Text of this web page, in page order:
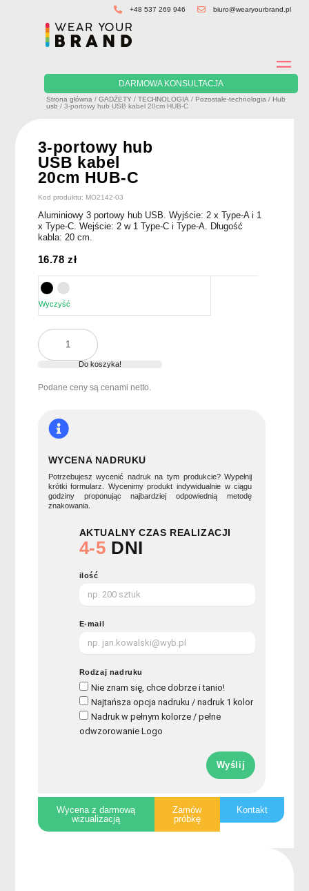
+48 537 269 946 biuro@wearyourbrand.pl
DARMOWA KONSULTACJA
Strona główna /GADŻETY /TECHNOLOGIA / Pozostałe-technologia / Hub
usb / 3-portowy hub USB kabel 20cm HUB-C
3-portowy hub
USB kabel
20cm HUB-C
Kod produktu: MO2142-03
Aluminiowy 3 portowy hub USB. Wyjście: 2 x Type-A i 1
x Type-C. Wejście: 2 w 1 Type-C i Type-A. Długość
kabla: 20 cm.
16.78zł
Wyczyść
ilość
3-
portowy
USB
20cm
HUB-
Do koszyka!
Podane ceny są cenami netto.
WYCENA NADRUKU
Potrzebujesz wycenić nadruk na tym produkcie? Wypełnij
krótki formularz. Wycenimy produkt indywidualnie w ciągu
godziny proponując najbardziej odpowiednią metodę
znakowania.
AKTUALNY CZAS REALIZACJI
4-5 DNI
ilość
E-mail
Rodzaj nadruku
Nie znam się, chce dobrze i tanio!
Najtańsza opcja nadruku / nadruk 1 kolor
Nadruk w pełnym kolorze / pełne
odwzorowanie Logo
Wyślij
Wycena z darmową
wizualizacją
Zamów
próbkę
Kontakt